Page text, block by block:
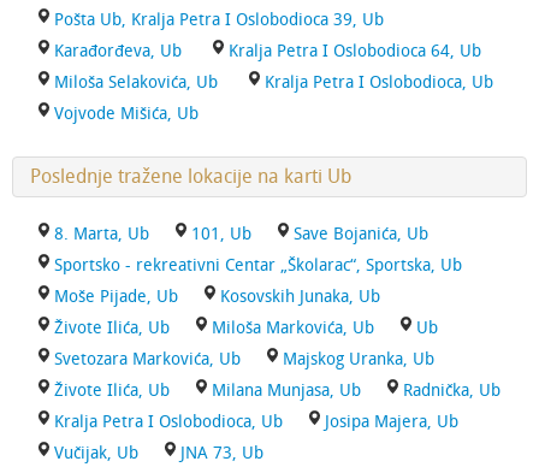
Pošta Ub, Kralja Petra I Oslobodioca 39, Ub
Karađorđeva, Ub
Kralja Petra I Oslobodioca 64, Ub
Miloša Selakovića, Ub
Kralja Petra I Oslobodioca, Ub
Vojvode Mišića, Ub
Poslednje tražene lokacije na karti Ub
8. Marta, Ub 101, Ub
Save Bojanića, Ub
Sportsko - rekreativni Centar „Školarac“, Sportska, Ub
Moše Pijade, Ub
Kosovskih Junaka, Ub
Živote Ilića, Ub
Miloša Markovića, Ub
Ub
Svetozara Markovića, Ub
Majskog Uranka, Ub
Živote Ilića, Ub
Milana Munjasa, Ub
Radnička, Ub
Kralja Petra I Oslobodioca, Ub
Josipa Majera, Ub
Vučijak, Ub
JNA 73, Ub